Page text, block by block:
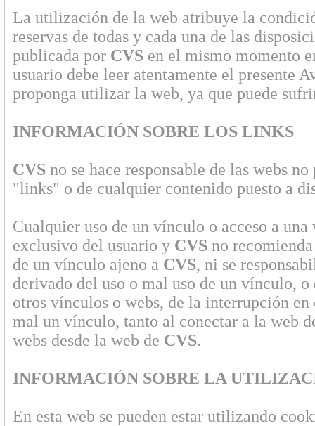
La utilización de la web atribuye la
reservas de todas y cada una de las
publicada por CVSen el mismo momento
usuario debe leer atentamente el presente
proponga utilizar la web, ya que puede
INFORMACIÓN SOBRE LOS LINKS
CVSno se hace responsable de las webs
"links" o de cualquier contenido puesto a
Cualquier uso de un vínculo o acceso a
exclusivo del usuario y CVSno
de un vínculo ajeno a CVS, ni se
derivado del uso o mal uso de un vínculo,
otros vínculos o webs, de la interrupción
mal un vínculo, tanto al conectar a la web
webs desde la web de CVS.
INFORMACIÓN SOBRE LA
En esta web se pueden estar utilizando